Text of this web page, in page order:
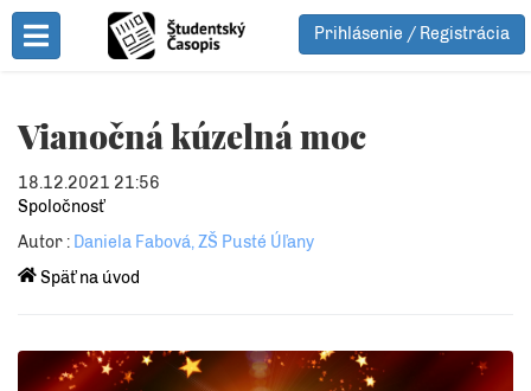
Toggle Menu
Prihlásenie / Registrácia
Vianočná kúzelná moc
18.12.2021 21:56
Spoločnosť
Autor : Daniela Fabová, ZŠ Pusté Úľany
Späť na úvod